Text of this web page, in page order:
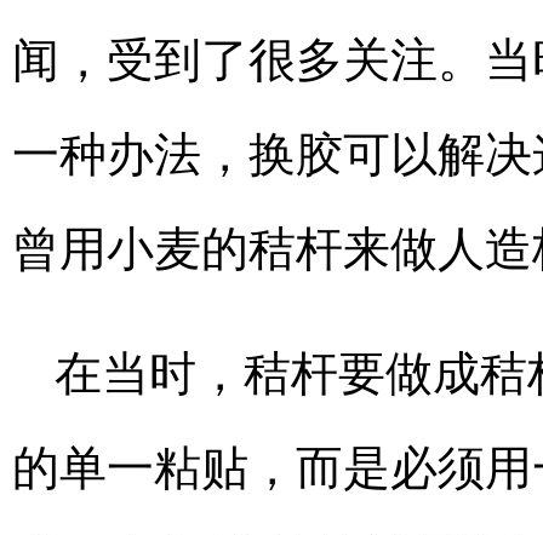
闻，受到了很多关注。
一种办法，换胶可以解
曾用小麦的秸杆来做人
在当时，秸杆要做成
的单一粘贴，而是必须